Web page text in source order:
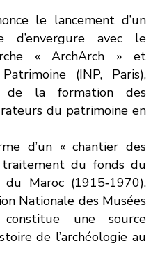
le lancement d’un
d’envergure avec le
« ArchArch » et
(INP, Paris),
de la formation des
du patrimoine en
d’un « chantier des
du fonds du
Maroc (1915‑1970).
Nationale des Musées
une source
de l’archéologie au